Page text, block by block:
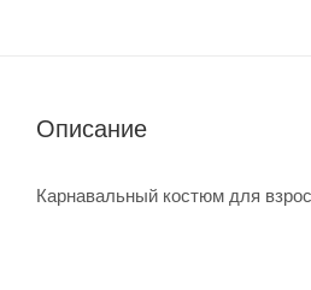
Описание
Карнавальный костюм для